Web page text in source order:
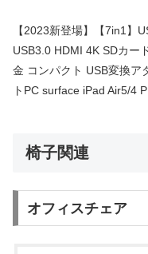
【2023新登場】【7in1】
USB3.0 HDMI 4K SDカー
金 コンパクト USB変換ア
トPC surface iPad Air5/4
椅子関連
オフィスチェア